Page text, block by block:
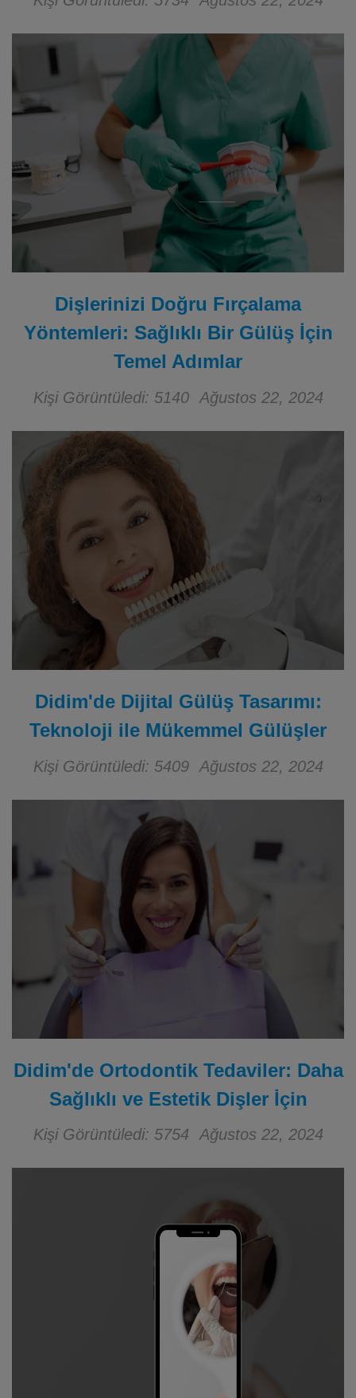
Dişlerinizi Doğru Fırçalama
Yöntemleri: Sağlıklı Bir Gülüş İçin
Temel Adımlar
Kişi Görüntüledi: 5140 Ağustos 22, 2024
Didim'de Dijital Gülüş Tasarımı:
Teknoloji ile Mükemmel Gülüşler
Kişi Görüntüledi: 5409 Ağustos 22, 2024
Didim'de Ortodontik Tedaviler: Daha
Sağlıklı ve Estetik Dişler İçin
Kişi Görüntüledi: 5754 Ağustos 22, 2024